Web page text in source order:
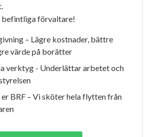
befintliga förvaltare!
– Lägre kostnader, bättre
värde på borätter
verktyg - Underlättar arbetet och
BRF – Vi sköter hela flytten från